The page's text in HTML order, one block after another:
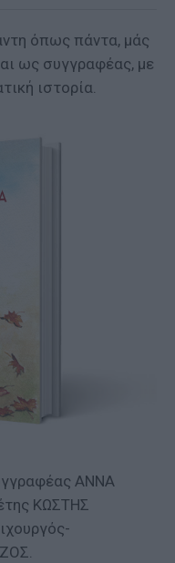
όπως πάντα, μάς
ως συγγραφέας, με
ιστορία.
ΑΝΝΑ
ΚΩΣΤΗΣ